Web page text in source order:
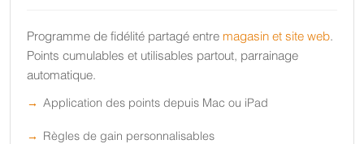
Programme de fidélité partagé entre magasin et site web.
Points cumulables et utilisables partout, parrainage
automatique.
Application des points depuis Mac ou iPad
Règles de gain personnalisables